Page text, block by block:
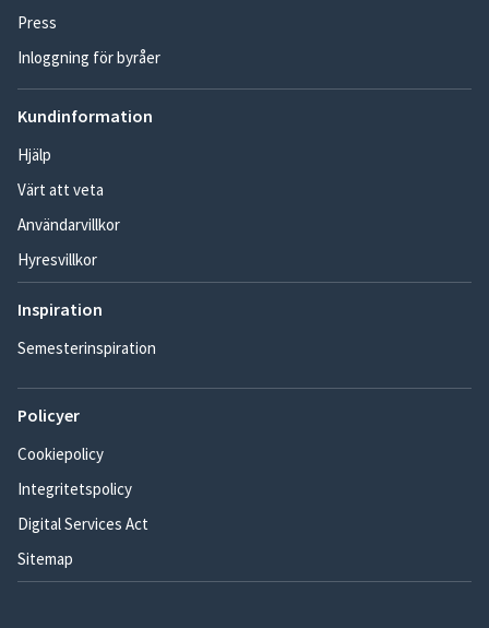
Press
Inloggning för byråer
Kundinformation
Hjälp
Värt att veta
Användarvillkor
Hyresvillkor
Inspiration
Semesterinspiration
Policyer
Cookiepolicy
Integritetspolicy
Digital Services Act
Sitemap